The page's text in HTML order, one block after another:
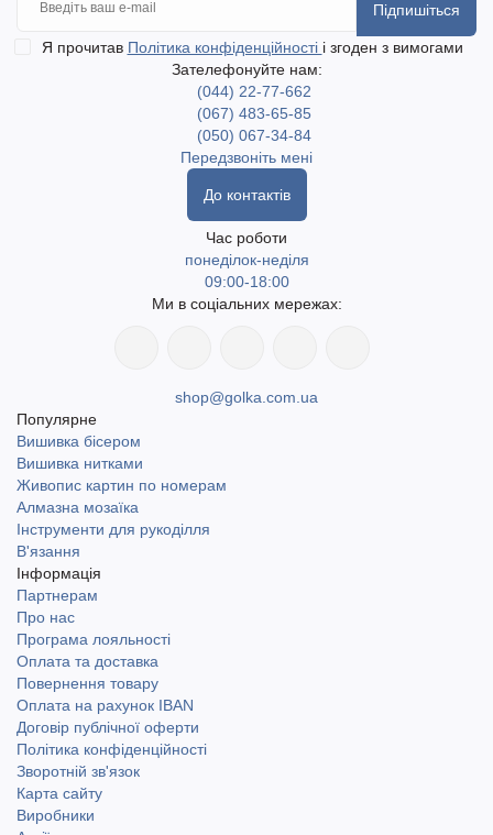
Підпишіться
Я прочитав Політика конфіденційності і згоден з вимогами
Зателефонуйте нам:
(044) 22-77-662
(067) 483-65-85
(050) 067-34-84
Передзвоніть мені
До контактів
Час роботи
понеділок-неділя
09:00-18:00
Ми в соціальних мережах:
shop@golka.com.ua
Популярне
Вишивка бісером
Вишивка нитками
Живопис картин по номерам
Алмазна мозаїка
Інструменти для рукоділля
В'язання
Інформація
Партнерам
Про нас
Програма лояльності
Оплата та доставка
Повернення товару
Оплата на рахунок IBAN
Договір публічної оферти
Політика конфіденційності
Зворотній зв'язок
Карта сайту
Виробники